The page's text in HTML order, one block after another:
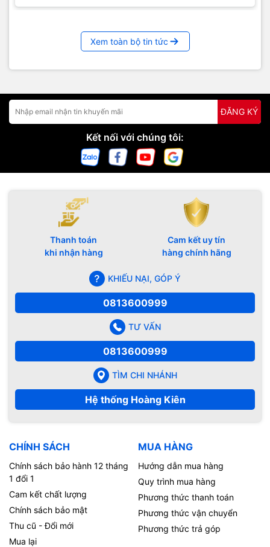
Xem toàn bộ tin tức
ĐĂNG KÝ
Kết nối với chúng tôi:
Thanh toán
khi nhận hàng
Cam kết uy tín
hàng chính hãng
KHIẾU NẠI, GÓP Ý
0813600999
TƯ VẤN
0813600999
TÌM CHI NHÁNH
Hệ thống Hoàng Kiên
CHÍNH SÁCH
Chính sách bảo hành 12 tháng
1 đổi 1
Cam kết chất lượng
Chính sách bảo mật
Thu cũ - Đổi mới
Mua lại
MUA HÀNG
Hướng dẫn mua hàng
Quy trình mua hàng
Phương thức thanh toán
Phương thức vận chuyển
Phương thức trả góp